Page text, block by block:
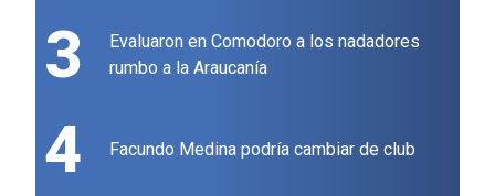
3
Evaluaron en Comodoro a los nadadores
rumbo a la Araucanía
4 Facundo Medina podría cambiar de club